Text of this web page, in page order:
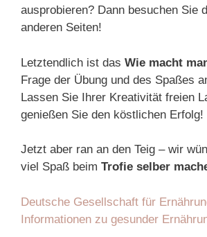
ausprobieren? Dann besuchen Sie
anderen Seiten!
Letztendlich ist das Wie macht
Frage der Übung und des Spaßes
Lassen Sie Ihrer Kreativität freien
genießen Sie den köstlichen Erfolg!
Jetzt aber ran an den Teig – wir
viel Spaß beim Trofie selber
Deutsche Gesellschaft für
Informationen zu gesunder